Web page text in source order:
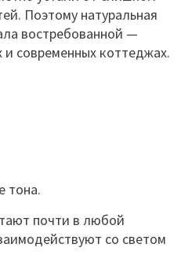
Поэтому натуральная
востребованной —
современных коттеджах.
тона.
почти в любой
со светом